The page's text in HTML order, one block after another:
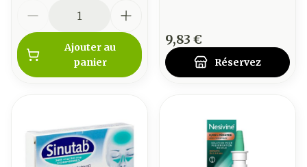
Ajouter au
panier
9,83 €
Réservez